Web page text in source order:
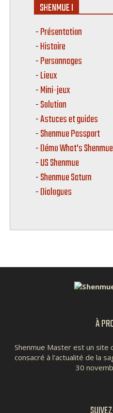
SHENMUE I
Présentation
Histoire
Personnages
Lieux
Mini-jeux
Solution
Astuces et guides
Shenmue Passport
Démo What's Shenmue
US Shenmue
Shenmue Saturn
Dialogues
À
Shenmue Master est un site
consacré à l'actualité de la
30